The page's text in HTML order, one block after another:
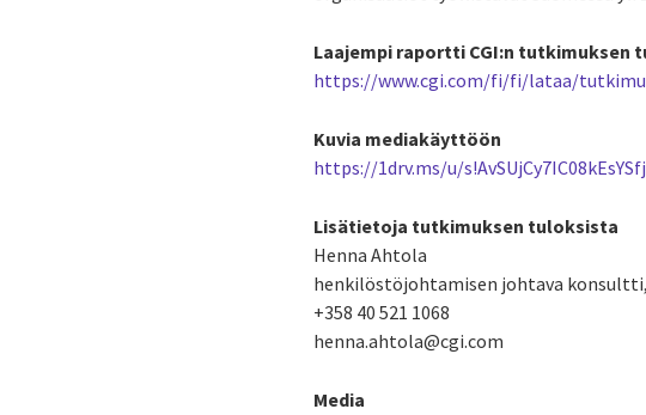
Laajempi raportti CGI:n
https://www.cgi.com/fi/fi/lataa/
Kuvia mediakäyttöön
https://1drv.ms/u/
Lisätietoja tutkimuksen tuloksista
Henna Ahtola
henkilöstöjohtamisen johtava konsultti,
+358 40 521 1068
henna.ahtola@cgi.com
Media